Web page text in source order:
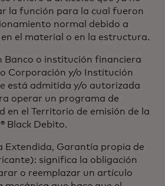
la función para la cual fueron
normal debido a
el material o en la estructura.
Banco o institución financiera
Corporación y/o Institución
está admitida y/o autorizada
operar un programa de
en el Territorio de emisión de la
Black Debito.
Extendida, Garantía propia de
significa la obligación
o reemplazar un artículo